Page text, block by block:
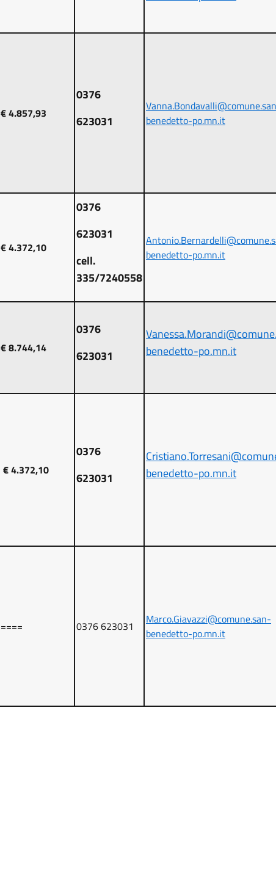
€ 4.857,93
0376
623031
benedetto-po.mn.it
€ 4.372,10
0376
623031
cell.
335/7240558
benedetto-po.mn.it
€ 8.744,14
0376
623031
benedetto-po.mn.it
€ 4.372,10
0376
623031
benedetto-po.mn.it
==== 0376 623031
Marco.Giavazzi@comune.san-
benedetto-po.mn.it